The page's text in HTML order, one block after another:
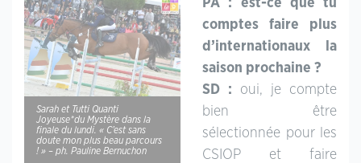
Sarah et Tutti Quanti
Joyeuse*du Mystère dans la
finale du lundi. « C’est sans
doute mon plus beau parcours
! » – ph. Pauline Bernuchon
PA : est-ce que tu
comptes faire plus
d’internationaux la
saison prochaine ?
SD : oui, je compte
bien être
sélectionnée pour les
CSIOP et faire